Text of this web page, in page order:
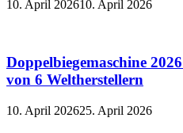
10. April 202610. April 2026
Doppelbiegemaschine
von 6 Weltherstellern
10. April 202625. April 2026